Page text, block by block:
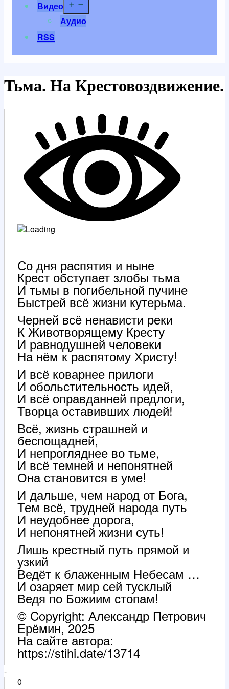
Видео
Аудио
RSS
Тьма. На Крестовоздвижение.
Со дня распятия и ныне
Крест обступает злобы тьма
И тьмы в погибельной пучине
Быстрей всё жизни кутерьма.
Черней всё ненависти реки
К Животворящему Кресту
И равнодушней человеки
На нём к распятому Христу!
И всё коварнее прилоги
И обольстительность идей,
И всё оправданней предлоги,
Творца оставивших людей!
Всё, жизнь страшней и
беспощадней,
И непрогляднее во тьме,
И всё темней и непонятней
Она становится в уме!
И дальше, чем народ от Бога,
Тем всё, трудней народа путь
И неудобнее дорога,
И непонятней жизни суть!
Лишь крестный путь прямой и
узкий
Ведёт к блаженным Небесам …
И озаряет мир сей тусклый
Ведя по Божиим стопам!
© Copyright: Александр Петрович
Ерёмин, 2025
На сайте автора:
https://stihi.date/13714
-
0